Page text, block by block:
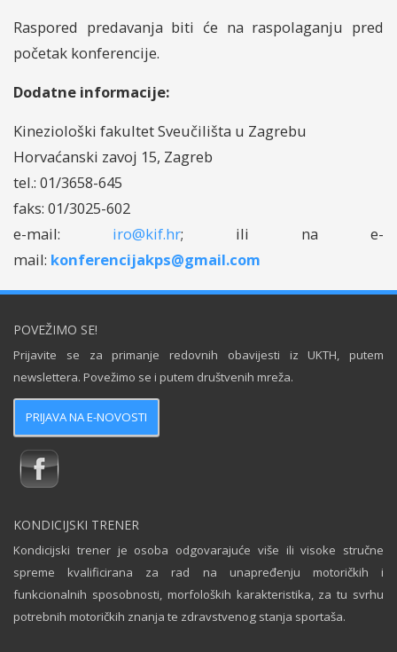
Raspored predavanja biti će na raspolaganju pred
početak konferencije.
Dodatne informacije:
Kineziološki fakultet Sveučilišta u Zagrebu
Horvaćanski zavoj 15, Zagreb
tel.: 01/3658-645
faks: 01/3025-602
e-mail: iro@kif.hr; ili na e-
mail: konferencijakps@gmail.com
POVEŽIMO SE!
Prijavite se za primanje redovnih obavijesti iz UKTH, putem
newslettera. Povežimo se i putem društvenih mreža.
PRIJAVA NA E-NOVOSTI
KONDICIJSKI TRENER
Kondicijski trener je osoba odgovarajuće više ili visoke stručne
spreme kvalificirana za rad na unapređenju motoričkih i
funkcionalnih sposobnosti, morfoloških karakteristika, za tu svrhu
potrebnih motoričkih znanja te zdravstvenog stanja sportaša.